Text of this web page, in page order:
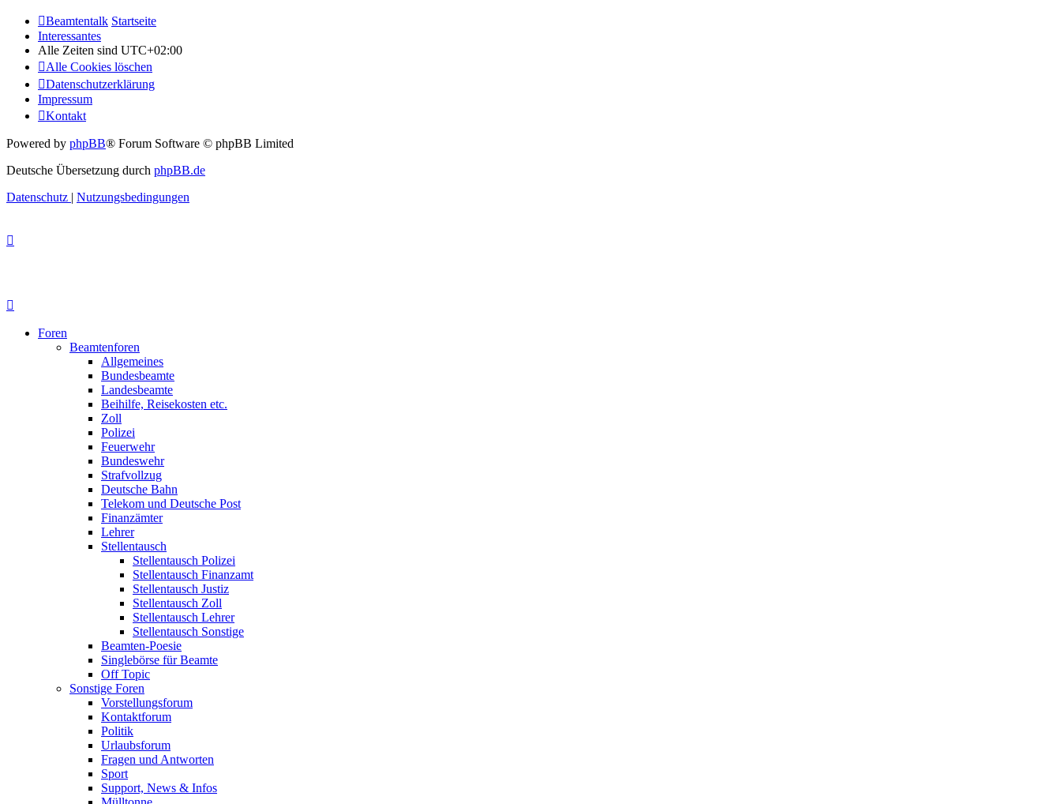
Beamtentalk Startseite
Interessantes
Alle Zeiten sind UTC+02:00
Alle Cookies löschen
Datenschutzerklärung
Impressum
Kontakt
Powered by phpBB® Forum Software © phpBB Limited
Deutsche Übersetzung durch phpBB.de
Datenschutz | Nutzungsbedingungen
Foren
Beamtenforen
Allgemeines
Bundesbeamte
Landesbeamte
Beihilfe, Reisekosten etc.
Zoll
Polizei
Feuerwehr
Bundeswehr
Strafvollzug
Deutsche Bahn
Telekom und Deutsche Post
Finanzämter
Lehrer
Stellentausch
Stellentausch Polizei
Stellentausch Finanzamt
Stellentausch Justiz
Stellentausch Zoll
Stellentausch Lehrer
Stellentausch Sonstige
Beamten-Poesie
Singlebörse für Beamte
Off Topic
Sonstige Foren
Vorstellungsforum
Kontaktforum
Politik
Urlaubsforum
Fragen und Antworten
Sport
Support, News & Infos